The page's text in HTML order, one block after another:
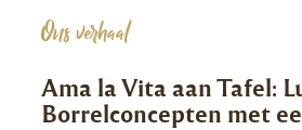
Ons verhaal
Ama la Vita aan Tafel:
Borrelconcepten met